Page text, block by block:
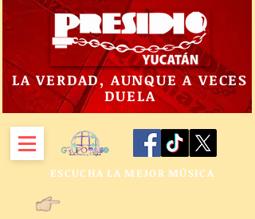
LA VERDAD, AUNQUE A VECES
DUELA
ESCUCHA LA MEJOR MÚSICA